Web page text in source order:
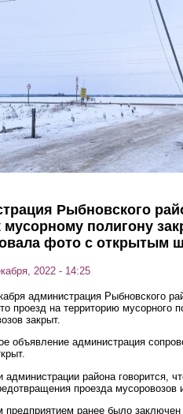
Рыбновского
мусорному полигону
фото с открытым
2022 - 14:25
администрация Рыбновского
проезд на территорию мусорного
закрыт.
объявление администрация
района говорится,
проезда мусоровозов
ранее было заключен